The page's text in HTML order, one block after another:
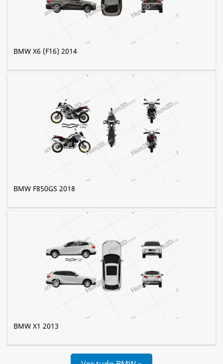
BMW X6 (F16) 2014
BMW F850GS 2018
BMW X1 2013